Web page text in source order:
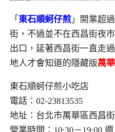
「 東石順蚵仔煎 」開業超
街，不過並不在西昌街夜
出口，延著西昌街一直走
地人才會知道的隱藏版萬
東石順蚵仔煎小吃店
電話：02-23813535
地址：台北市萬華區西昌